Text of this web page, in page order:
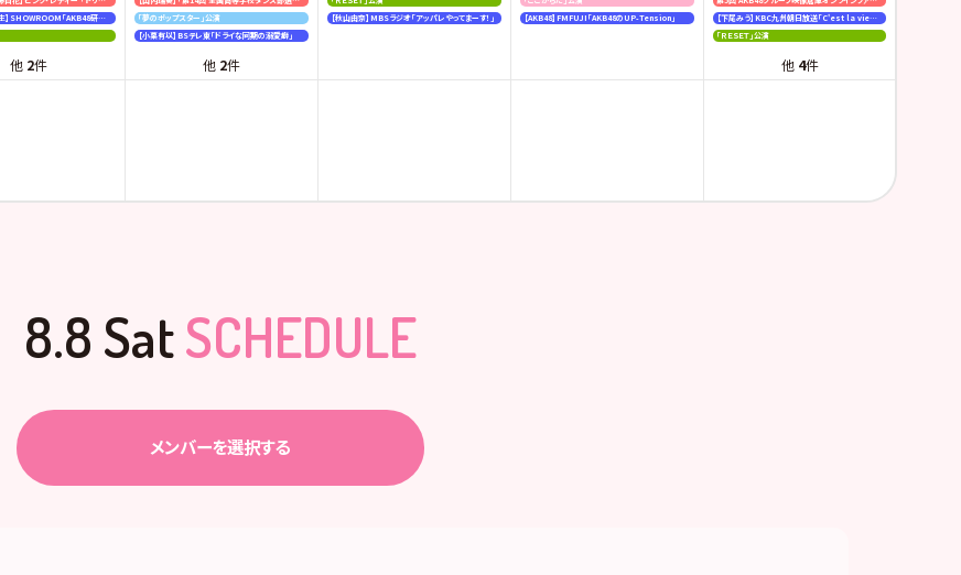
【19期20期研究生】SHOWROOM「AKB48研究生パレット 〜多彩な魅力をお届け〜」
他 2件
「夢のポップスター」公演
【小栗有以】BSテレ東「ドライな同期の溺愛癖」
他 2件
【秋山由奈】MBSラジオ「アッパレやってまーす！」
【AKB48】FMFUJI「AKB48のUP-Tension」
【下尾みう】KBC九州朝日放送「C'est la vie〜いのちの声を伝えたい〜」
「ＲＥＳＥＴ」公演
他 4件
8.8 SatSCHEDULE
メンバーを選択する